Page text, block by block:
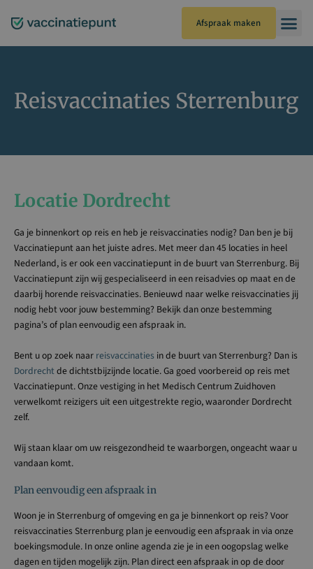
naar
Afspraak maken
Reisvaccinaties Sterrenburg
Locatie Dordrecht
Ga je binnenkort op reis en heb je reisvaccinaties nodig? Dan ben je bij
Vaccinatiepunt aan het juiste adres. Met meer dan 45 locaties in heel
Nederland, is er ook een vaccinatiepunt in de buurt van Sterrenburg. Bij
Vaccinatiepunt zijn wij gespecialiseerd in een reisadvies op maat en de
daarbij horende reisvaccinaties. Benieuwd naar welke reisvaccinaties jij
nodig hebt voor jouw bestemming? Bekijk dan onze bestemming
pagina’s of plan eenvoudig een afspraak in.
Bent u op zoek naar reisvaccinaties in de buurt van Sterrenburg? Dan is
Dordrechtde dichtstbijzijnde locatie. Ga goed voorbereid op reis met
Vaccinatiepunt. Onze vestiging in het Medisch Centrum Zuidhoven
verwelkomt reizigers uit een uitgestrekte regio, waaronder Dordrecht
zelf.
Wij staan klaar om uw reisgezondheid te waarborgen, ongeacht waar u
vandaan komt.
Plan eenvoudig een afspraak in
Woon je in Sterrenburg of omgeving en ga je binnenkort op reis? Voor
reisvaccinaties Sterrenburg plan je eenvoudig een afspraak in via onze
boekingsmodule. In onze online agenda zie je in een oogopslag welke
dagen en tijden mogelijk zijn. Plan direct een afspraak in op de door